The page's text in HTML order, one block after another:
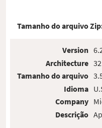
Tamanho do arquivo
Version
Architecture
Tamanho do arquivo
Idioma
Company
Descrição
32